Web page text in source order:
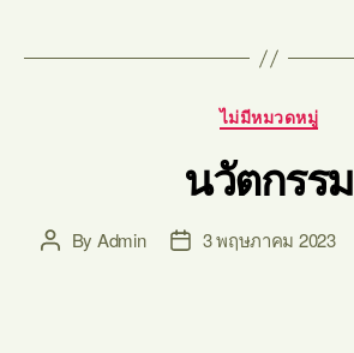
ไม่มีหมวดหมู่
นวัตกรรม
By Admin 3 พฤษภาคม 2023